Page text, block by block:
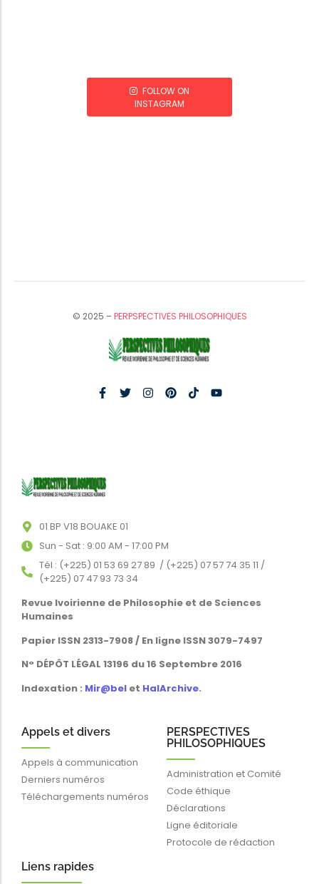
FOLLOW ON
INSTAGRAM
© 2025 –PERPSPECTIVES PHILOSOPHIQUES
01 BP V18 BOUAKE 01
Sun - Sat : 9:00 AM - 17:00 PM
Tél : (+225) 01 53 69 27 89 / (+225) 07 57 74 35 11 /
(+225) 07 47 93 73 34
Revue Ivoirienne de Philosophie et de Sciences
Humaines
Papier ISSN 2313-7908 / En ligne ISSN 3079-7497
N° DÉPÔT LÉGAL 13196 du 16 Septembre 2016
Indexation : Mir@bel et HalArchive.
Appels et divers
Appels à communication
Derniers numéros
Téléchargements numéros
PERSPECTIVES
PHILOSOPHIQUES
Administration et Comité
Code éthique
Déclarations
Ligne éditoriale
Protocole de rédaction
Liens rapides